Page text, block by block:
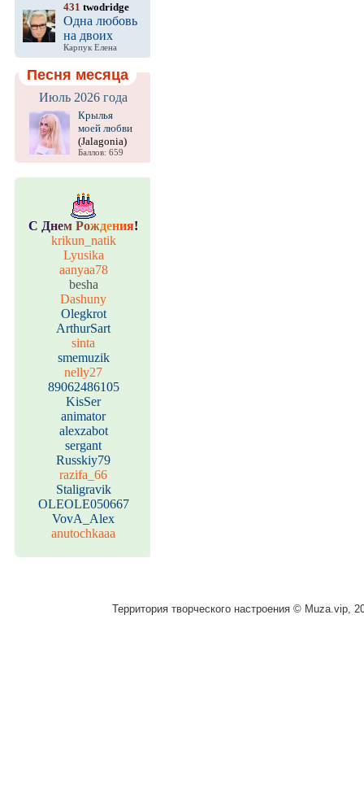
431 twodridge
Одна любовь
на двоих
Карпук Елена
Песня месяца
Июль 2026 года
Крылья
моей любви
(Jalagonia)
Баллов: 659
С Днем Рождения!
krikun_natik
Lyusika
aanyaa78
besha
Dashuny
Olegkrot
ArthurSart
sinta
smemuzik
nelly27
89062486105
KisSer
animator
alexzabot
sergant
Russkiy79
razifa_66
Staligravik
OLEOLE050667
VovA_Alex
anutochkaaa
Территория творческого настроения © Muza.vip,